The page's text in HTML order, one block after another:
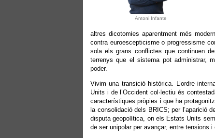
Antoni Infante
altres dicotomies aparentment més
contra euroescepticisme o progressisme
sola els grans conflictes que continuen
terrenys que el sistema pot administrar,
poder.
Vivim una transició històrica. L’ordre
Units i de l’Occident col·lectiu és
característiques pròpies i que ha
la consolidació dels BRICS; per l’aparició
disputa geopolítica, on els Estats Units
de ser unipolar per avançar, entre tensions